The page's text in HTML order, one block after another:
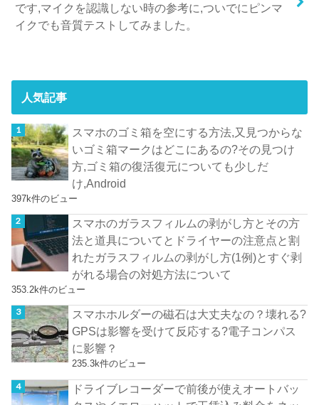
です,マイクを認識しない時の参考に,ついでにピンマ
イクでも音質テストしてみました。
人気記事
スマホのゴミ箱を空にする方法,又見つからな
いゴミ箱マークはどこにあるの?その見つけ
方,ゴミ箱の復活復元についても少しだ
け,Android
397k件のビュー
スマホのガラスフィルムの剥がし方とその方
法と道具についてとドライヤーの注意点と割
れたガラスフィルムの剥がし方(1例)とすぐ剥
がれる場合の対処方法について
353.2k件のビュー
スマホホルダーの磁石は大丈夫なの？壊れる?
GPSは影響を受けて反応する?電子コンパス
に影響？
235.3k件のビュー
ドライブレコーダーで前後が使えオートバッ